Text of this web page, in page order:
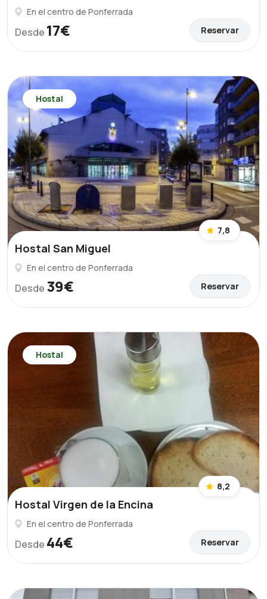
En el centro de Ponferrada
Desde 17€ Reservar
Hostal
7,8
Hostal San Miguel
En el centro de Ponferrada
Desde 39€ Reservar
Hostal
8,2
Hostal Virgen de la Encina
En el centro de Ponferrada
Desde 44€ Reservar